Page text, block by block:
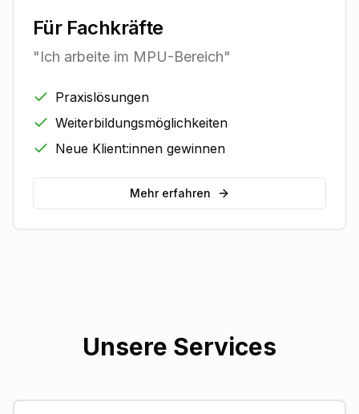
Für Fachkräfte
"Ich arbeite im MPU-Bereich"
Praxislösungen
Weiterbildungsmöglichkeiten
Neue Klient:innen gewinnen
Mehr erfahren
Unsere Services